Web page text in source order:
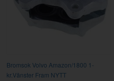
Bromsok Volvo Amazon/1800 1-
kr.Vänster Fram NYTT